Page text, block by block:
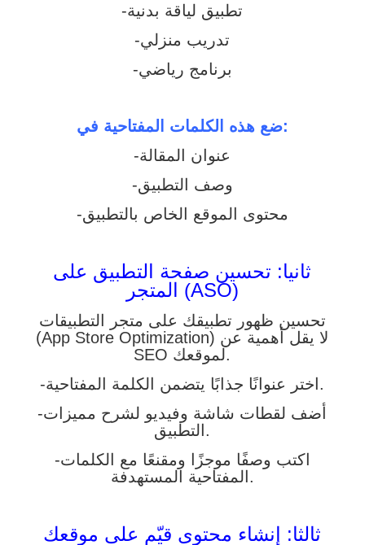
-تطبيق لياقة بدنية
-تدريب منزلي
-برنامج رياضي
ضع هذه الكلمات المفتاحية في:
-عنوان المقالة
-وصف التطبيق
-محتوى الموقع الخاص بالتطبيق
ثانيا: تحسين صفحة التطبيق على
المتجر (ASO)
تحسين ظهور تطبيقك على متجر التطبيقات
(App Store Optimization) لا يقل أهمية عن
SEO لموقعك.
-اختر عنوانًا جذابًا يتضمن الكلمة المفتاحية.
-أضف لقطات شاشة وفيديو لشرح مميزات
التطبيق.
-اكتب وصفًا موجزًا ومقنعًا مع الكلمات
المفتاحية المستهدفة.
ثالثا: إنشاء محتوى قيّم على موقعك